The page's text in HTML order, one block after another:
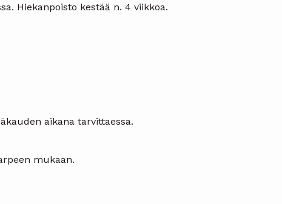
Hiekanpoisto kestää n. 4 viikkoa.
aikana tarvittaessa.
mukaan.